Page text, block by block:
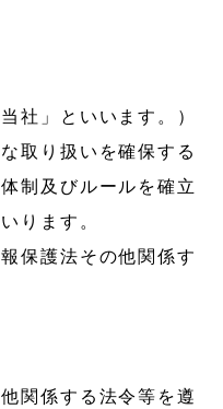
社」といいます。）
取り扱いを確保する
制及びルールを確立
ります。
保護法その他関係す
関係する法令等を遵